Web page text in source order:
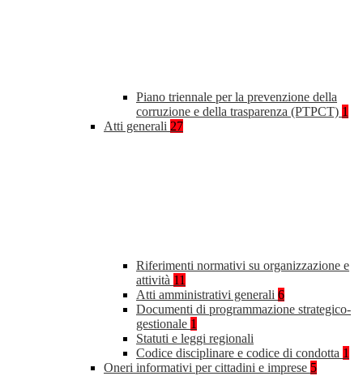
Piano triennale per la prevenzione della
corruzione e della trasparenza (PTPCT) 1
Atti generali 27
Riferimenti normativi su organizzazione e
attività 11
Atti amministrativi generali 6
Documenti di programmazione strategico-
gestionale 1
Statuti e leggi regionali
Codice disciplinare e codice di condotta 1
Oneri informativi per cittadini e imprese 5